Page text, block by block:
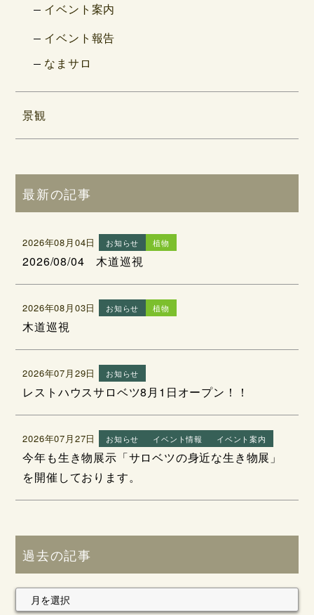
イベント案内
イベント報告
なまサロ
景観
最新の記事
2026年08月04日 お知らせ 植物
2026/08/04 木道巡視
2026年08月03日 お知らせ 植物
木道巡視
2026年07月29日 お知らせ
レストハウスサロベツ8月1日オープン！！
2026年07月27日 お知らせ イベント情報 イベント案内
今年も生き物展示「サロベツの身近な生き物展」
を開催しております。
過去の記事